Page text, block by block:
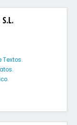
Textos.